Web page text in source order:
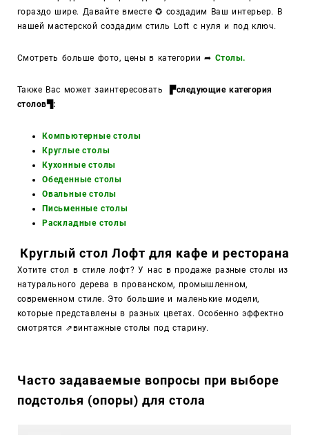
гораздо шире. Давайте вместе ✪ создадим Ваш интерьер. В
нашей мастерской создадим стиль Loft с нуля и под ключ.
Смотреть больше фото, цены в категории➦ Столы.
Также Вас может заинтересовать
▛следующие категория
столов▜:
Компьютерные столы
Круглые столы
Кухонные столы
Обеденные столы
Овальные столы
Письменные столы
Раскладные столы
Круглый стол Лофт для кафе и ресторана
Хотите стол в стиле лофт? У нас в продаже разные столы из
натурального дерева в прованском, промышленном,
современном стиле. Это большие и маленькие модели,
которые представлены в разных цветах. Особенно эффектно
смотрятся ⇗ винтажные столы под старину.
Часто задаваемые вопросы при выборе
подстолья (опоры) для стола